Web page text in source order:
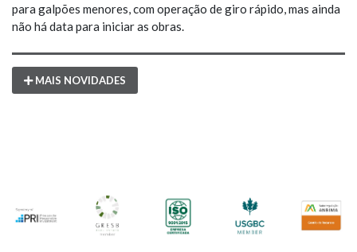
para galpões menores, com operação de giro rápido, mas ainda
não há data para iniciar as obras.
MAIS NOVIDADES